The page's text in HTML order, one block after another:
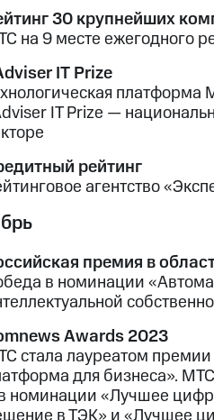
30 крупнейших
на 9 месте ежегодного
IT Prize
IT Prize —
рейтинг
агентство
премия в
в номинации
Awards 2023
стала лауреатом
для бизнеса».
номинации «Лучшее